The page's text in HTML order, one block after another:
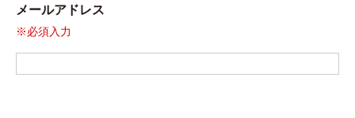
メールアドレス
※必須入力